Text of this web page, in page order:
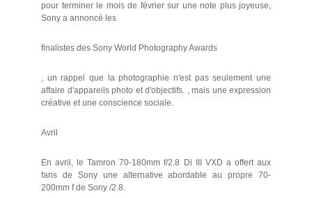
pour terminer le mois de février sur une note plus joyeuse,
Sony a annoncé les
finalistes des Sony World Photography Awards
, un rappel que la photographie n'est pas seulement une
affaire d'appareils photo et d'objectifs. , mais une expression
créative et une conscience sociale.
Avril
En avril, le Tamron 70-180mm f/2.8 Di III VXD a offert aux
fans de Sony une alternative abordable au propre 70-
200mm f de Sony /2.8.